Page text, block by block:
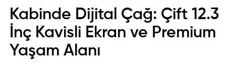
Kabinde Dijital Çağ: Çift 12.3
İnç Kavisli Ekran ve Premium
Yaşam Alanı